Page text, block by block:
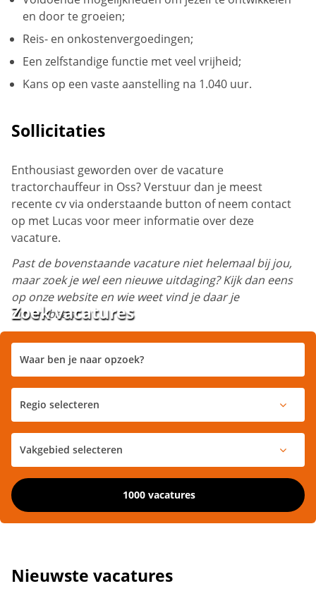
en door te groeien;
Reis- en onkostenvergoedingen;
Een zelfstandige functie met veel vrijheid;
Kans op een vaste aanstelling na 1.040 uur.
Sollicitaties
Enthousiast geworden over de vacature
tractorchauffeur in Oss? Verstuur dan je meest
recente cv via onderstaande button of neem contact
op met Lucas voor meer informatie over deze
vacature.
Past de bovenstaande vacature niet helemaal bij jou,
maar zoek je wel een nieuwe uitdaging? Kijk dan eens
op onze website en wie weet vind je daar je
droombaan!
Zoek vacatures
1000 vacatures
Nieuwste vacatures